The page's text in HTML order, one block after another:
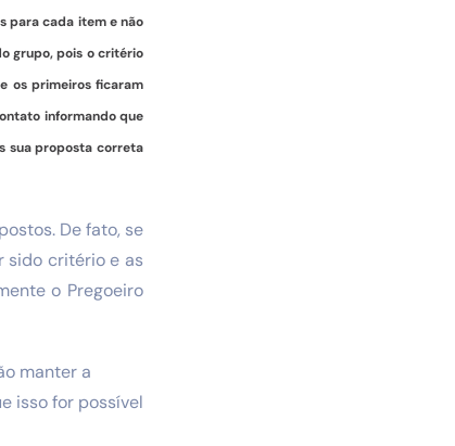
para cada item e não
grupo, pois o critério
os primeiros ficaram
informando que
sua proposta correta
De fato, se
sido critério e as
o Pregoeiro
manter a
isso for possível